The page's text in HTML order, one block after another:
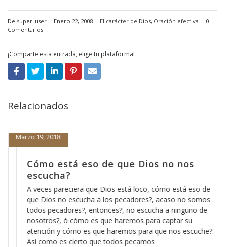
De super_user Enero 22, 2008 El carácter de Dios, Oración efectiva
0
Comentarios
¡Comparte esta entrada, elige tu plataforma!
Relacionados
Cómo está eso de que Dios no nos
escucha?
Marzo 19, 2018
A veces pareciera que Dios está loco, cómo está eso de
que Dios no escucha a los pecadores?, acaso no somos
todos pecadores?, entonces?, no escucha a ninguno de
nosotros?, ó cómo es que haremos para captar su
atención y cómo es que haremos para que nos escuche?
Así como es cierto que todos pecamos